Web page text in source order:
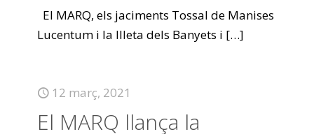
El MARQ, els jaciments Tossal de Manises
Lucentum i la Illeta dels Banyets i […]
12 març, 2021
El MARQ llança la